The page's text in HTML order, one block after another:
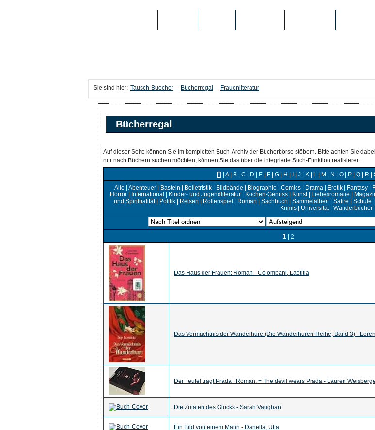
Sie sind hier: Tausch-Buecher Bücherregal Frauenliteratur
Bücherregal
Auf dieser Seite können Sie im kompletten Buch-Archiv der Bücherbörse stöbern. Bitte achten Sie
nur nach Büchern suchen möchten, können Sie das über die integrierte Such-Funktion realisieren.
[] A| B| C D E| F| G| H J| K| L| M N O| P| Q| R
Alle
Abenteuer| Basteln Belletristik| Bildbände Biographie Comics| Drama| Erotik| Fantasy|
Horror| International Kinder- und Jugendliteratur| Kochen-Genuss| Kunst| Liebesromane
und Spiritualität| Politik| Reisen Rollenspiel Roman Sachbuch Sammelalben Satire Schule
Krimis| Universität| Wanderbücher
1| 2
Das Haus der Frauen: Roman - Colombani, Laetitia
Das Vermächtnis der Wanderhure (Die Wanderhuren-Reihe, Band 3) -
Der Teufel trägt Prada : Roman. = The devil wears Prada - Lauren
Die Zutaten des Glücks - Sarah Vaughan
Ein Bild von einem Mann - Danella, Utta